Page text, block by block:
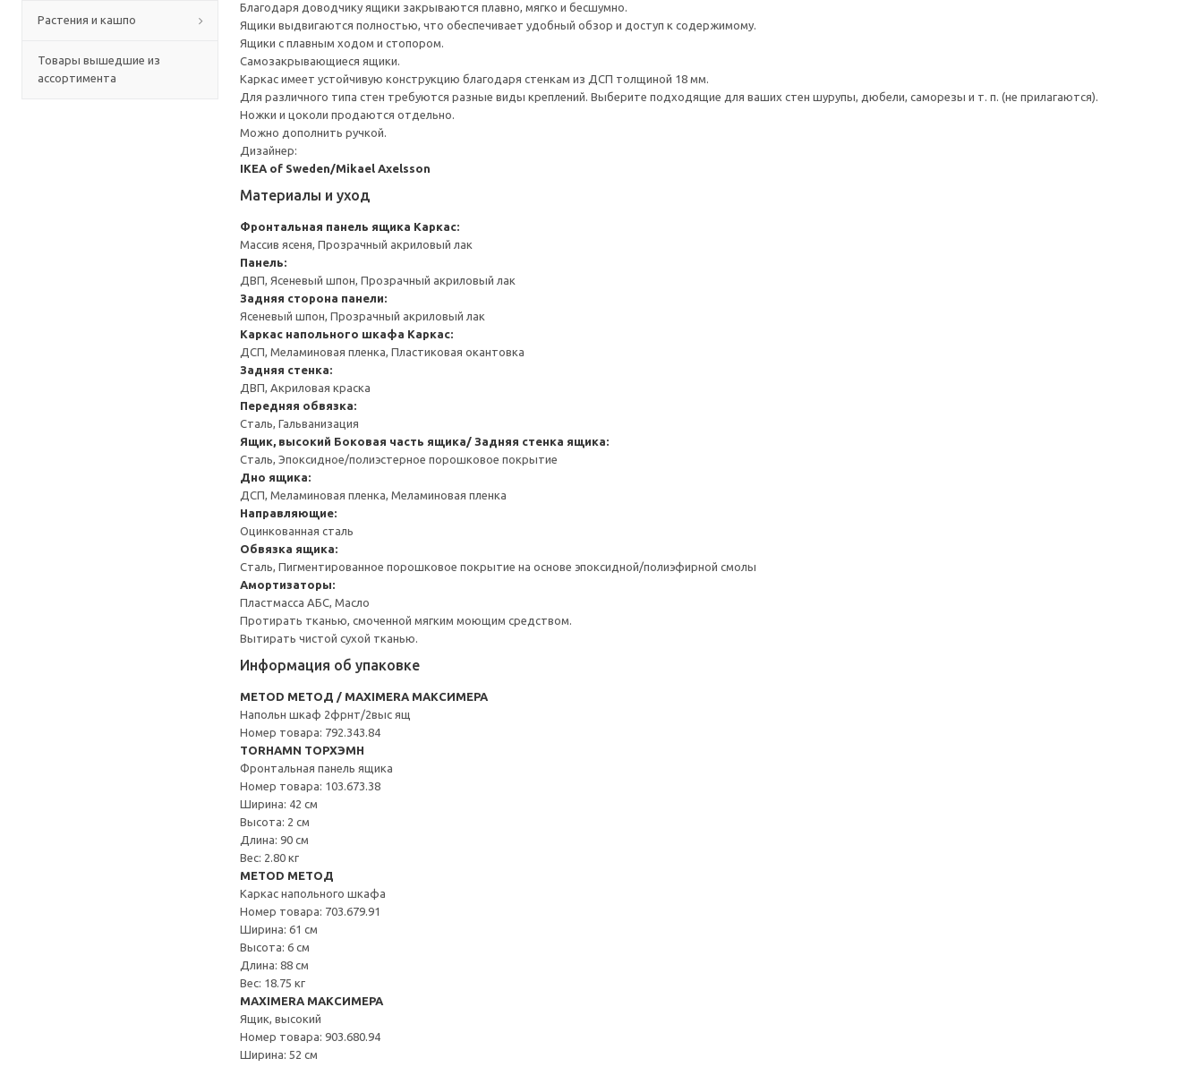
Растения и кашпо
Товары вышедшие из
ассортимента
Благодаря доводчику ящики закрываются плавно, мягко и бесшумно.
Ящики выдвигаются полностью, что обеспечивает удобный обзор и доступ к содержимому.
Ящики с плавным ходом и стопором.
Самозакрывающиеся ящики.
Каркас имеет устойчивую конструкцию благодаря стенкам из ДСП толщиной 18 мм.
Для различного типа стен требуются разные виды креплений. Выберите подходящие для ваших стен шурупы, дюбели, саморезы и т. п. (не прилагаются).
Ножки и цоколи продаются отдельно.
Можно дополнить ручкой.
Дизайнер:
IKEA of Sweden/Mikael Axelsson
Материалы и уход
Фронтальная панель ящика Каркас:
Массив ясеня, Прозрачный акриловый лак
Панель:
ДВП, Ясеневый шпон, Прозрачный акриловый лак
Задняя сторона панели:
Ясеневый шпон, Прозрачный акриловый лак
Каркас напольного шкафа Каркас:
ДСП, Меламиновая пленка, Пластиковая окантовка
Задняя стенка:
ДВП, Акриловая краска
Передняя обвязка:
Сталь, Гальванизация
Ящик, высокий Боковая часть ящика/ Задняя стенка ящика:
Сталь, Эпоксидное/полиэстерное порошковое покрытие
Дно ящика:
ДСП, Меламиновая пленка, Меламиновая пленка
Направляющие:
Оцинкованная сталь
Обвязка ящика:
Сталь, Пигментированное порошковое покрытие на основе эпоксидной/полиэфирной смолы
Амортизаторы:
Пластмасса АБС, Масло
Протирать тканью, смоченной мягким моющим средством.
Вытирать чистой сухой тканью.
Информация об упаковке
METOD МЕТОД / MAXIMERA МАКСИМЕРА
Напольн шкаф 2фрнт/2выс ящ
Номер товара: 792.343.84
TORHAMN ТОРХЭМН
Фронтальная панель ящика
Номер товара: 103.673.38
Ширина: 42 см
Высота: 2 см
Длина: 90 см
Вес: 2.80 кг
METOD МЕТОД
Каркас напольного шкафа
Номер товара: 703.679.91
Ширина: 61 см
Высота: 6 см
Длина: 88 см
Вес: 18.75 кг
MAXIMERA МАКСИМЕРА
Ящик, высокий
Номер товара: 903.680.94
Ширина: 52 см